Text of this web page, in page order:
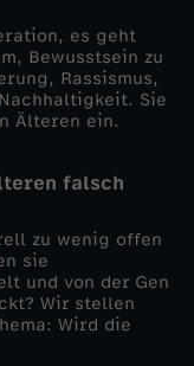
es geht
Bewusstsein zu
Rassismus,
Sie
Älteren ein.
falsch
zu wenig offen
sie
und von der Gen
Wir stellen
Wird die